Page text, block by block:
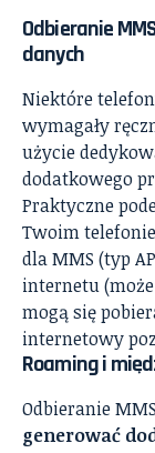
Odbieranie
danych
Niektóre
wymagały
użycie
dodatkowego
Praktyczne
Twoim
dla MMS (typ
internetu
mogą się
internetowy
Roaming i
Odbieranie
generować